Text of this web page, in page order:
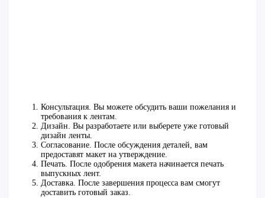
Консультация. Вы можете обсудить ваши пожелания и
требования к лентам.
Дизайн. Вы разработаете или выберете уже готовый
дизайн ленты.
Согласование. После обсуждения деталей, вам
предоставят макет на утверждение.
Печать. После одобрения макета начинается печать
выпускных лент.
Доставка. После завершения процесса вам смогут
доставить готовый заказ.